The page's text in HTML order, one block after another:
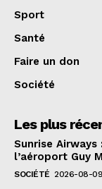
Sport
Santé
Faire un don
Société
Les plus
Sunrise
l’aéroport Guy
SOCIÉTÉ 2026-08-09